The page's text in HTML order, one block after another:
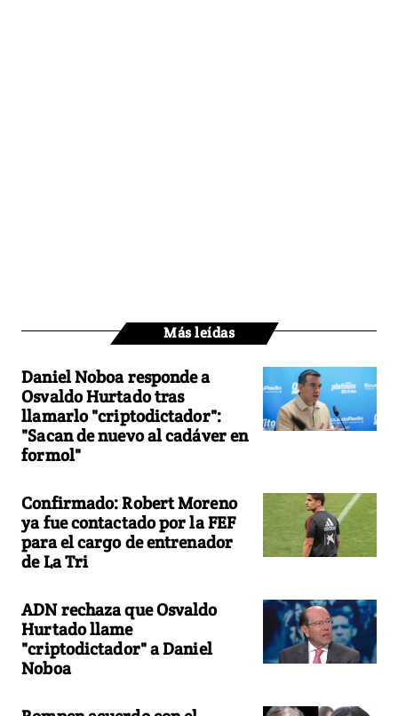
Más leídas
Daniel Noboa responde a
Osvaldo Hurtado tras
llamarlo "criptodictador":
"Sacan de nuevo al cadáver en
formol"
Confirmado: Robert Moreno
ya fue contactado por la FEF
para el cargo de entrenador
de La Tri
ADN rechaza que Osvaldo
Hurtado llame
"criptodictador" a Daniel
Noboa